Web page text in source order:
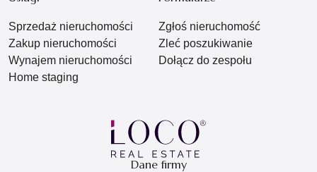
Sprzedaż nieruchomości
Zakup nieruchomości
Wynajem nieruchomości
Home staging
Zgłoś nieruchomość
Zleć poszukiwanie
Dołącz do zespołu
Dane firmy